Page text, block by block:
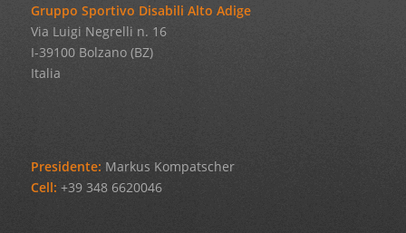
Gruppo Sportivo Disabili Alto Adige
Via Luigi Negrelli n. 16
I-39100 Bolzano (BZ)
Italia
Presidente: Markus Kompatscher
Cell: +39 348 6620046